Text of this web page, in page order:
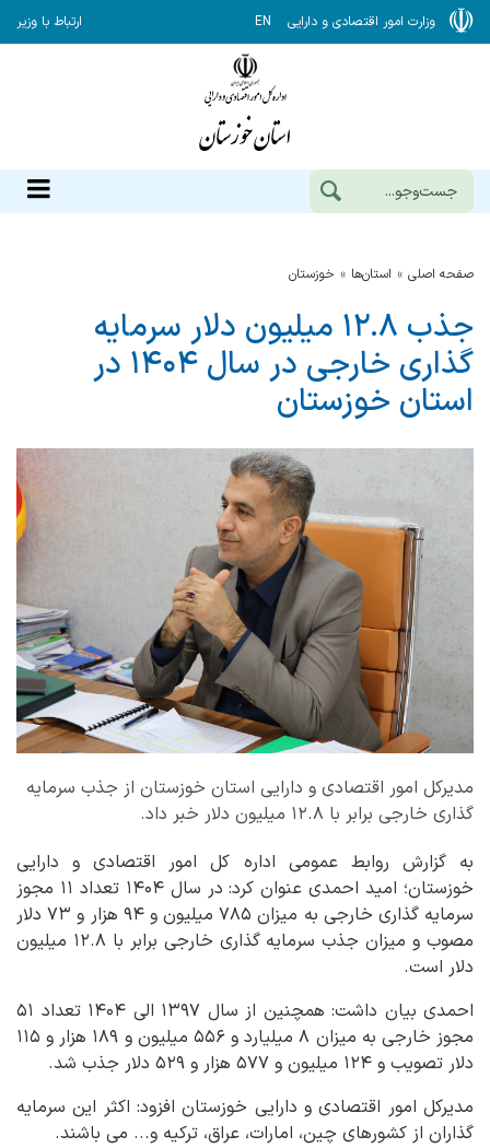
وزارت امور اقتصادی و دارایی EN ارتباط با وزیر
صفحه اصلی استان‌ها خوزستان
جذب ۱۲.۸ میلیون دلار سرمایه
گذاری خارجی در سال ۱۴۰۴ در
استان خوزستان
مدیرکل امور اقتصادی و دارایی استان خوزستان از جذب سرمایه
گذاری خارجی برابر با ۱۲.۸ میلیون دلار خبر داد.
به گزارش روابط عمومی اداره کل امور اقتصادی و دارایی
خوزستان؛ امید احمدی عنوان کرد: در سال ۱۴۰۴ تعداد ۱۱ مجوز
سرمایه گذاری خارجی به میزان ۷۸۵ میلیون و ۹۴ هزار و ۷۳ دلار
مصوب و میزان جذب سرمایه گذاری خارجی برابر با ۱۲.۸ میلیون
دلار است.
احمدی بیان داشت: همچنین از سال ۱۳۹۷ الی ۱۴۰۴ تعداد ۵۱
مجوز خارجی به میزان ۸ میلیارد و ۵۵۶ میلیون و ۱۸۹ هزار و ۱۱۵
دلار تصویب و ۱۲۴ میلیون و ۵۷۷ هزار و ۵۲۹ دلار جذب شد.
مدیرکل امور اقتصادی و دارایی خوزستان افزود: اکثر این سرمایه
گذاران از کشورهای چین، امارات، عراق، ترکیه و... می باشند.